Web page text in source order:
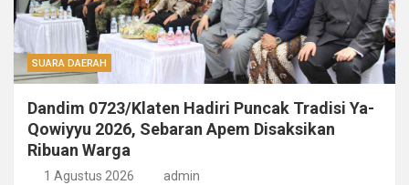
SUARA DAERAH
Dandim 0723/Klaten Hadiri Puncak Tradisi Ya-
Qowiyyu 2026, Sebaran Apem Disaksikan
Ribuan Warga
1 Agustus 2026 admin